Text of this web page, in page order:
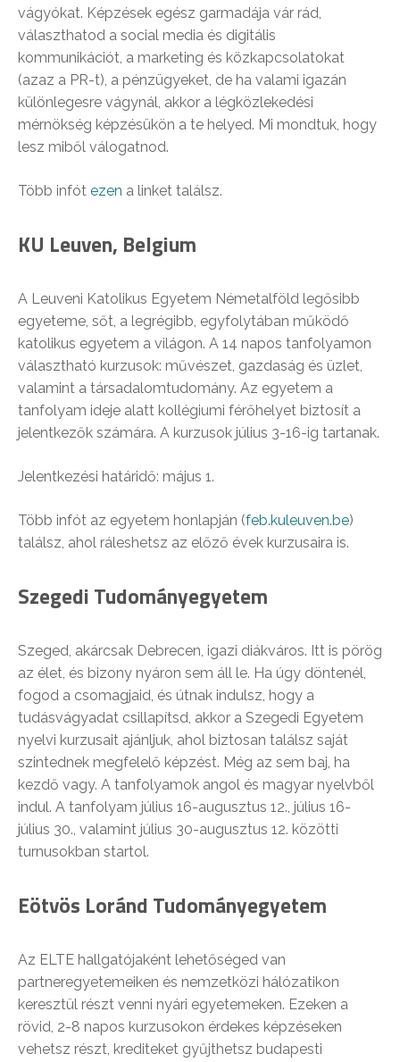
vágyókat. Képzések egész garmadája vár rád,
választhatod a social media és digitális
kommunikációt, a marketing és közkapcsolatokat
(azaz a PR-t), a pénzügyeket, de ha valami igazán
különlegesre vágynál, akkor a légközlekedési
mérnökség képzésükön a te helyed. Mi mondtuk, hogy
lesz miből válogatnod.
Több infót ezen a linket találsz.
KU Leuven, Belgium
A Leuveni Katolikus Egyetem Németalföld legősibb
egyeteme, sőt, a legrégibb, egyfolytában működő
katolikus egyetem a világon. A 14 napos tanfolyamon
választható kurzusok: művészet, gazdaság és üzlet,
valamint a társadalomtudomány. Az egyetem a
tanfolyam ideje alatt kollégiumi férőhelyet biztosít a
jelentkezők számára. A kurzusok július 3-16-ig tartanak.
Jelentkezési határidő: május 1.
Több infót az egyetem honlapján (feb.kuleuven.be)
találsz, ahol ráleshetsz az előző évek kurzusaira is.
Szegedi Tudományegyetem
Szeged, akárcsak Debrecen, igazi diákváros. Itt is pörög
az élet, és bizony nyáron sem áll le. Ha úgy döntenél,
fogod a csomagjaid, és útnak indulsz, hogy a
tudásvágyadat csillapítsd, akkor a Szegedi Egyetem
nyelvi kurzusait ajánljuk, ahol biztosan találsz saját
szintednek megfelelő képzést. Még az sem baj, ha
kezdő vagy. A tanfolyamok angol és magyar nyelvből
indul. A tanfolyam július 16-augusztus 12., július 16-
július 30., valamint július 30-augusztus 12. közötti
turnusokban startol.
Eötvös Loránd Tudományegyetem
Az ELTE hallgatójaként lehetőséged van
partneregyetemeiken és nemzetközi hálózatikon
keresztül részt venni nyári egyetemeken. Ezeken a
rövid, 2-8 napos kurzusokon érdekes képzéseken
vehetsz részt, krediteket gyűjthetsz budapesti